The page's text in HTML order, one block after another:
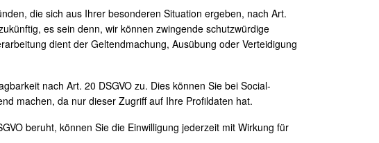
die sich aus Ihrer besonderen Situation ergeben, nach Art.
es sein denn, wir können zwingende schutzwürdige
dient der Geltendmachung, Ausübung oder Verteidigung
nach Art. 20 DSGVO zu. Dies können Sie bei Social-
machen, da nur dieser Zugriff auf Ihre Profildaten hat.
beruht, können Sie die Einwilligung jederzeit mit Wirkung für